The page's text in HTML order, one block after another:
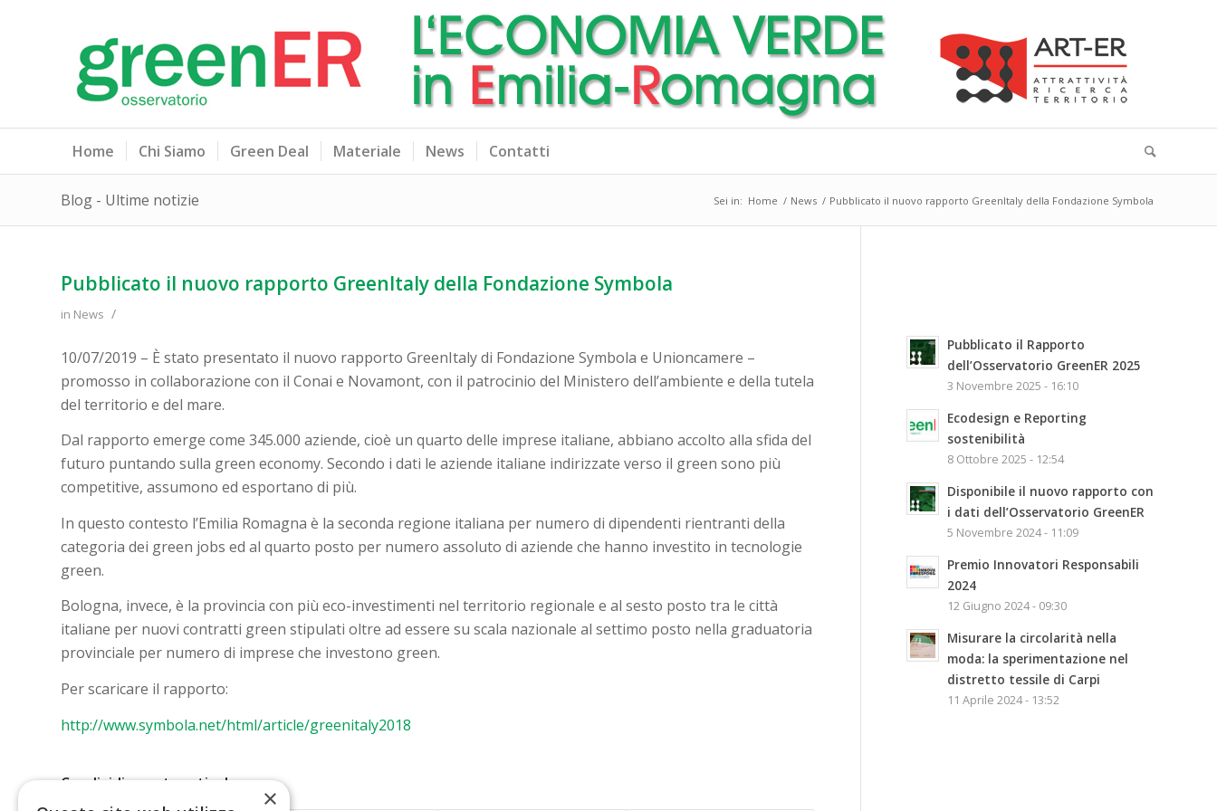
Home Chi Siamo Green Deal Materiale News Contatti
Blog - Ultime notizie Sei in: Home / News / Pubblicato il nuovo rapporto GreenItaly della Fondazione Symbola
Pubblicato il nuovo rapporto GreenItaly della Fondazione Symbola
in News /
10/07/2019 – È stato presentato il nuovo rapporto GreenItaly di Fondazione Symbola e Unioncamere –
promosso in collaborazione con il Conai e Novamont, con il patrocinio del Ministero dell’ambiente e della tutela
del territorio e del mare.
Dal rapporto emerge come 345.000 aziende, cioè un quarto delle imprese italiane, abbiano accolto alla sfida del
futuro puntando sulla green economy. Secondo i dati le aziende italiane indirizzate verso il green sono più
competitive, assumono ed esportano di più.
In questo contesto l’Emilia Romagna è la seconda regione italiana per numero di dipendenti rientranti della
categoria dei green jobs ed al quarto posto per numero assoluto di aziende che hanno investito in tecnologie
green.
Bologna, invece, è la provincia con più eco-investimenti nel territorio regionale e al sesto posto tra le città
italiane per nuovi contratti green stipulati oltre ad essere su scala nazionale al settimo posto nella graduatoria
provinciale per numero di imprese che investono green.
Per scaricare il rapporto:
http://www.symbola.net/html/article/greenitaly2018
Condividi questo articolo
Pubblicato il Rapporto
dell’Osservatorio GreenER 2025
3 Novembre 2025 - 16:10
Ecodesign e Reporting
sostenibilità
8 Ottobre 2025 - 12:54
Disponibile il nuovo rapporto con
i dati dell’Osservatorio GreenER
5 Novembre 2024 - 11:09
Premio Innovatori Responsabili
2024
12 Giugno 2024 - 09:30
Misurare la circolarità nella
moda: la sperimentazione nel
distretto tessile di Carpi
11 Aprile 2024 - 13:52
×